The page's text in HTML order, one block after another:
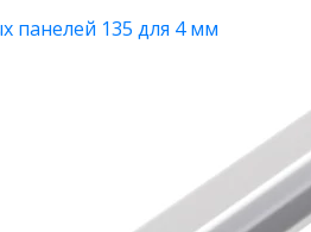
панелей 135 для 4 мм